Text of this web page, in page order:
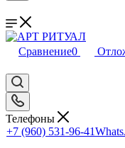
Сравнение0
Телефоны
+7 (960) 531-96-41